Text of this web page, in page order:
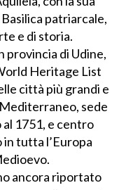
patriarcale,
e di storia.
provincia di Udine,
Heritage List
città più grandi e
sede
1751, e centro
tutta l’Europa
ancora riportato